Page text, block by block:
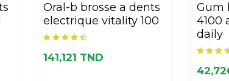
oral-b brosse a dents
electrique vitality 100
141,121 TND
gum brosse à dents
4100
daily